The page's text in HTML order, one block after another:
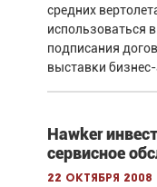
средних
использоваться
подписания
выставки
Hawker
сервисное
22 октября 2008